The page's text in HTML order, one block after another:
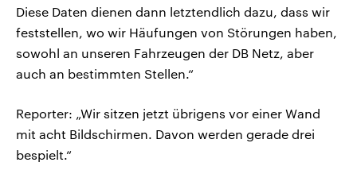
Diese Daten dienen dann letztendlich dazu, dass wir
feststellen, wo wir Häufungen von Störungen haben,
sowohl an unseren Fahrzeugen der DB Netz, aber
auch an bestimmten Stellen.“
Reporter: „Wir sitzen jetzt übrigens vor einer Wand
mit acht Bildschirmen. Davon werden gerade drei
bespielt.“